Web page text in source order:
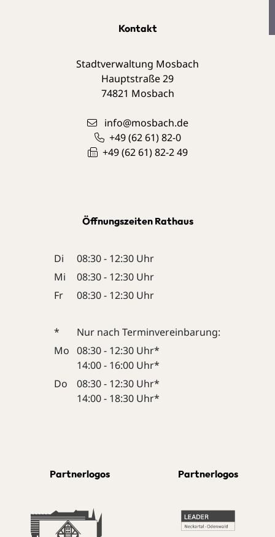
Kontakt
Stadtverwaltung Mosbach
Hauptstraße 29
74821 Mosbach
info@mosbach.de
+49 (62 61) 82-0
+49 (62 61) 82-2 49
Öffnungszeiten Rathaus
Di
08:30 - 12:30 Uhr
Mi
08:30 - 12:30 Uhr
Fr
08:30 - 12:30 Uhr
*
Nur nach Terminvereinbarung:
Mo 08:30 - 12:30 Uhr*
14:00 - 16:00 Uhr*
Do
08:30 - 12:30 Uhr*
14:00 - 18:30 Uhr*
Partnerlogos Partnerlogos